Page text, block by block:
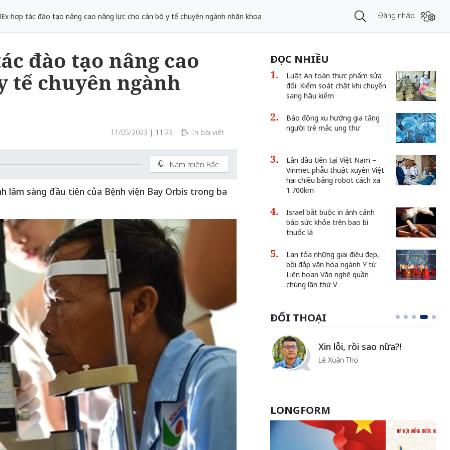
hợp tác đào tạo nâng cao năng lực cho cán bộ y tế chuyên ngành nhãn khoa Đăng nhập
đào tạo nâng cao
tế chuyên ngành
11/05/2023 | 11:23 In bài viết
Nam miền Bắc
sàng đầu tiên của Bệnh viện Bay Orbis trong ba
ĐỌC NHIỀU
Luật An toàn thực phẩm sửa
đổi: Kiểm soát chặt khi chuyển
sang hậu kiểm
Báo động xu hướng gia tăng
người trẻ mắc ung thư
Lần đầu tiên tại Việt Nam –
Vinmec phẫu thuật xuyên Việt
hai chiều bằng robot cách xa
1.700km
Israel bắt buộc in ảnh cảnh
báo sức khỏe trên bao bì
thuốc lá
Lan tỏa những giai điệu đẹp,
bồi đắp văn hóa ngành Y từ
Liên hoan Văn nghệ quần
chúng lần thứ V
ĐỐI THOẠI
Bắc Biên - Giữ một ngôi
làng ven sông Hồng của Hà
Nội
TS. Trần Kim Hào
Xin lỗi, rồi sao nữa?!
Lê Xuân Thọ
LONGFORM